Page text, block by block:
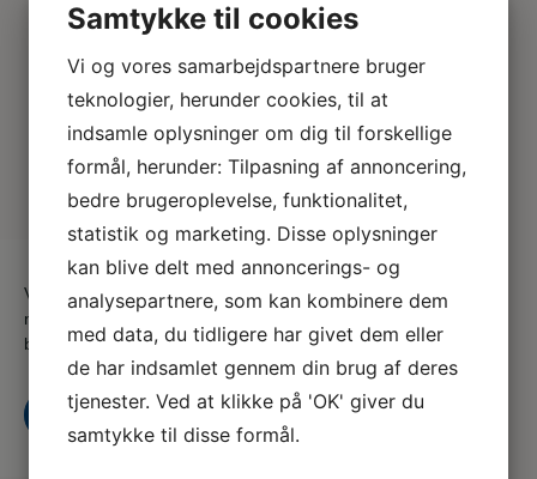
Vi er en del af serviceforbundet og er til for at hjælpe dig
når du er i tvivl, skal skal godt videre eller søger nyt,
både som din fagforening og A-kasse
Kontakt os Bliv medlem i dag
Samtykke til cookies
Vi og vores samarbejdspartnere bruger
teknologier, herunder cookies, til at
indsamle oplysninger om dig til forskellige
formål, herunder: Tilpasning af annoncering,
bedre brugeroplevelse, funktionalitet,
statistik og marketing. Disse oplysninger
kan blive delt med annoncerings- og
analysepartnere, som kan kombinere dem
med data, du tidligere har givet dem eller
de har indsamlet gennem din brug af deres
tjenester. Ved at klikke på 'OK' giver du
samtykke til disse formål.